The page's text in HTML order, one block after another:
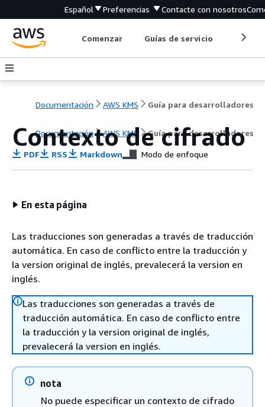
Español Preferencias Contacte con nosotros
Comenzar Guías de servicio
Documentación AWS KMS Guía para desarrolladores
Documentación AWS KMS Guía para desarrolladores
Contexto de cifrado
PDF RSS Markdown Modo de enfoque
En esta página
Las traducciones son generadas a través de traducción
automática. En caso de conflicto entre la traducción y
la version original de inglés, prevalecerá la version en
inglés.
Las traducciones son generadas a través de
traducción automática. En caso de conflicto entre
la traducción y la version original de inglés,
prevalecerá la version en inglés.
nota
No puede especificar un contexto de cifrado